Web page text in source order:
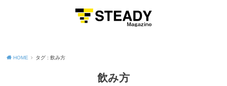
HOME タグ : 飲み方
飲み方